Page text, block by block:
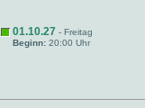
01.10.27 - Freitag
Beginn: 20:00 Uhr